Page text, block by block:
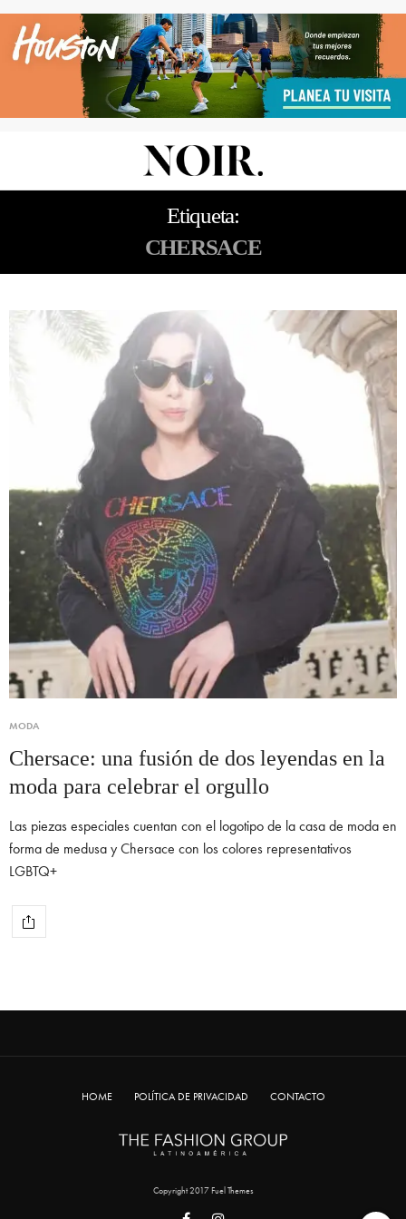
Etiqueta:
CHERSACE
MODA
Chersace: una fusión de dos leyendas en la
moda para celebrar el orgullo
Las piezas especiales cuentan con el logotipo de la casa de moda en
forma de medusa y Chersace con los colores representativos
LGBTQ+
HOME POLÍTICA DE PRIVACIDAD CONTACTO
Copyright 2017 Fuel Themes